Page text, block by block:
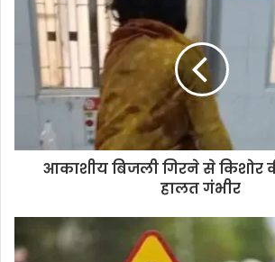
e
आकाशीय बिजली गिरने से किशोर
हालत गंभीर